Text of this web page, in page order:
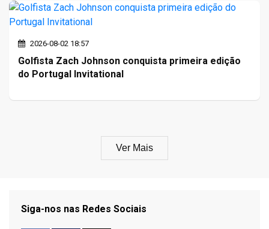
2026-08-02 18:57
Golfista Zach Johnson conquista primeira edição
do Portugal Invitational
Ver Mais
Siga-nos nas Redes Sociais